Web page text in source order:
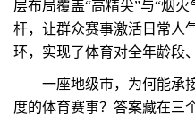
层布局覆盖“高精尖”与“烟
杆，让群众赛事激活日常
环，实现了体育对全年龄段
一座地级市，为何能承接
度的体育赛事？答案藏在三